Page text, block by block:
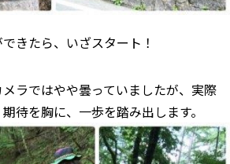
きたら、いざスタート！
ラではやや曇っていましたが、実際
待を胸に、一歩を踏み出します。